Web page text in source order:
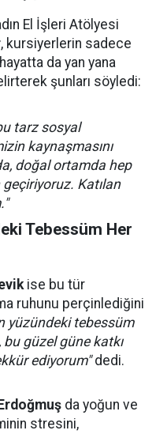
El İşleri Atölyesi
, kursiyerlerin sadece
da yan yana
şunları söyledi:
tarz sosyal
kaynaşmasını
doğal ortamda hep
Katılan
Tebessüm Her
ise bu tür
ruhunu perçinlediğini
yüzündeki tebessüm
bu güzel güne katkı
ediyorum"dedi.
da yoğun ve
stresini,